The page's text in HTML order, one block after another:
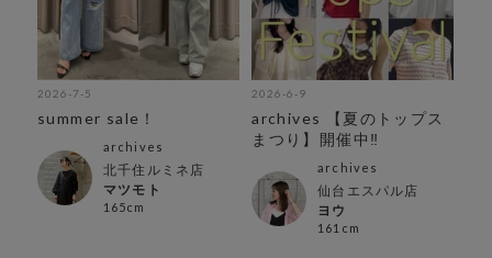
2026-7-5
summer sale！
archives
北千住ルミネ店
マツモト
165cm
2026-6-9
archives 【夏のトップス
まつり】開催中‼︎
archives
仙台エスパル店
ヨウ
161cm